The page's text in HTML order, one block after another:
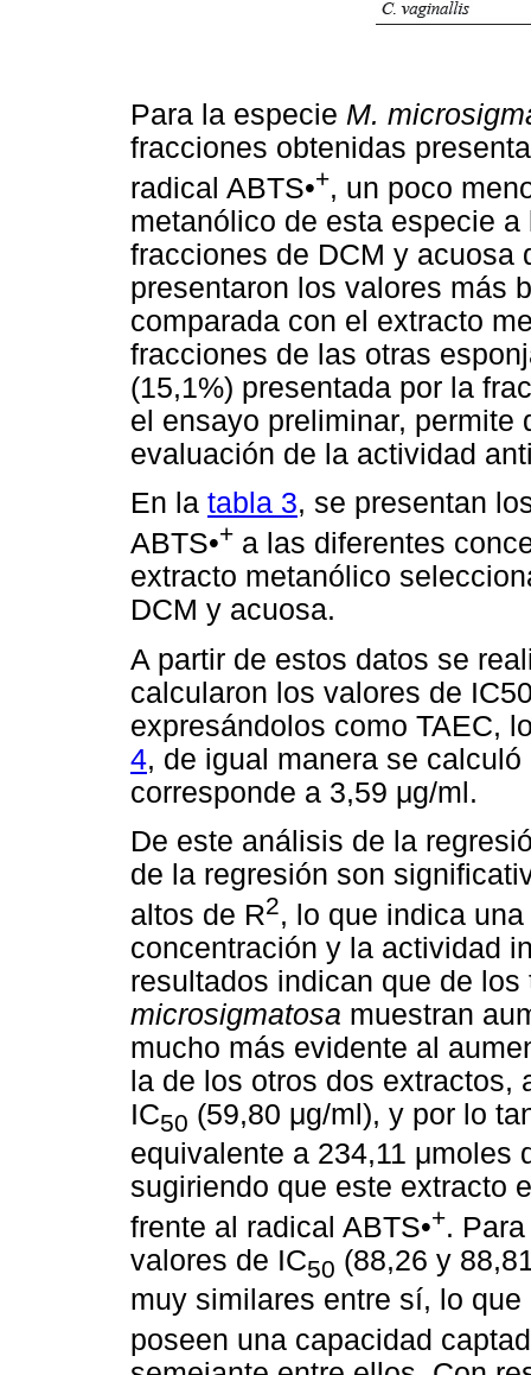
Para la especie M.
fracciones obtenidas
radical ABTS•+, un poco
metanólico de esta especie
fracciones de DCM y acuosa
presentaron los valores más
comparada con el extracto
fracciones de las otras
(15,1%) presentada por la
el ensayo preliminar, permite
evaluación de la actividad
En la tabla 3, se presentan
ABTS•+ a las diferentes
extracto metanólico
DCM y acuosa.
A partir de estos datos se
calcularon los valores de
expresándolos como TAEC,
4, de igual manera se
corresponde a 3,59 μg/ml.
De este análisis de la
de la regresión son
altos de R2, lo que indica
concentración y la actividad
resultados indican que de
microsigmatosa muestran
mucho más evidente al
la de los otros dos
IC50 (59,80 μg/ml), y por lo
equivalente a 234,11 μmoles
sugiriendo que este extracto
frente al radical ABTS•+.
valores de IC50 (88,26 y
muy similares entre sí, lo
poseen una capacidad